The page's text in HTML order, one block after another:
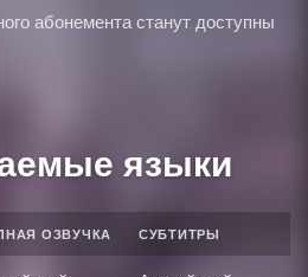
абонемента станут доступны
языки
ОЗВУЧКА СУБТИТРЫ